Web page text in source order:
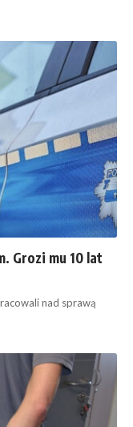
Grozi mu 10 lat
nad sprawą